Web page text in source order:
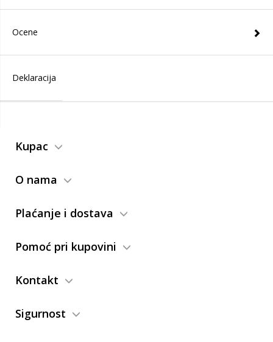
Ocene
Deklaracija
Kupac
O nama
Plaćanje i dostava
Pomoć pri kupovini
Kontakt
Sigurnost